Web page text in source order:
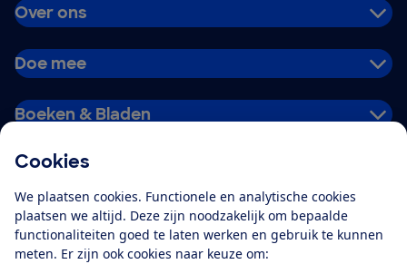
Cookies
We plaatsen cookies. Functionele en analytische cookies
plaatsen we altijd. Deze zijn noodzakelijk om bepaalde
functionaliteiten goed te laten werken en gebruik te kunnen
meten. Er zijn ook cookies naar keuze om:
Over ons
Doe mee
Boeken & Bladen
Alles over de